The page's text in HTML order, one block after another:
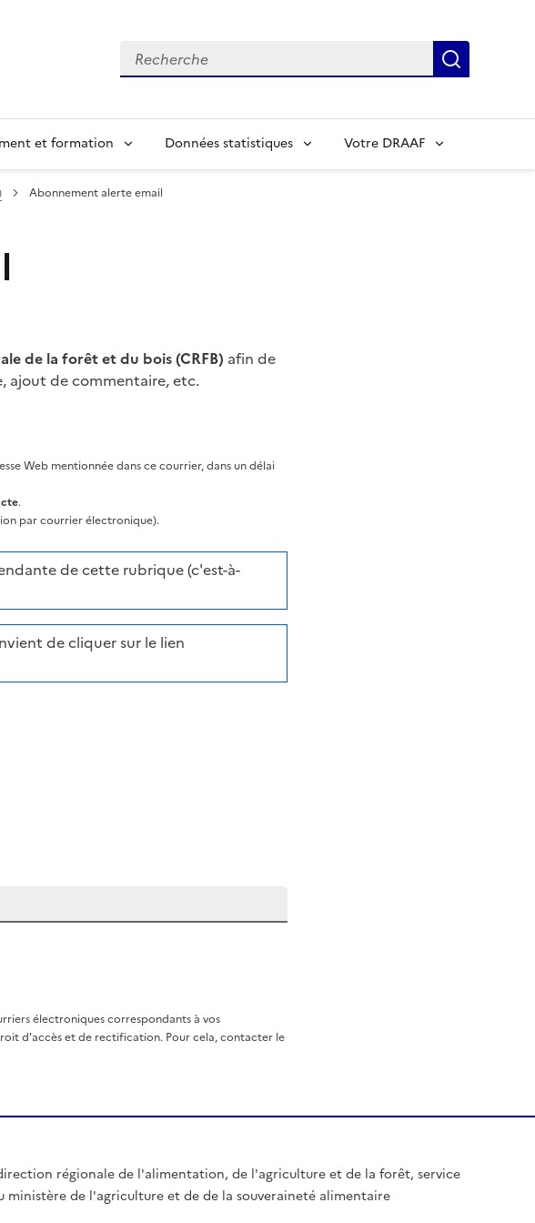
Recherche
et formation Données statistiques Votre DRAAF
Abonnement alerte email
de la forêt et du bois (CRFB) afin de
ajout de commentaire, etc.
Web mentionnée dans ce courrier, dans un délai
.
par courrier électronique).
de cette rubrique (c'est-à-
de cliquer sur le lien
électroniques correspondants à vos
d'accès et de rectification. Pour cela, contacter le
régionale de l'alimentation, de l'agriculture et de la forêt, service
ministère de l'agriculture et de de la souveraineté alimentaire